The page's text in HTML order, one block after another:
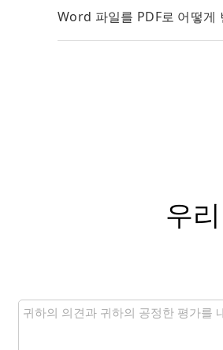
Word 파일를 PDF로 어떻게
우